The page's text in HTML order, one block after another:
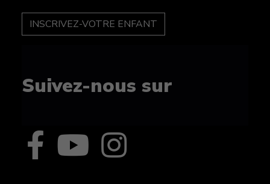
INSCRIPTION
Suivez-nous sur